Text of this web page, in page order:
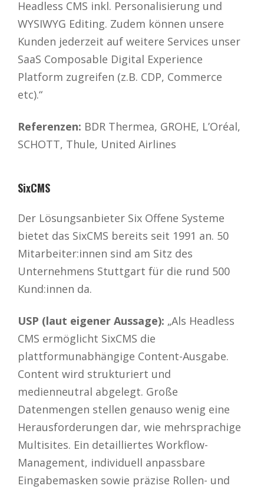
Headless CMS inkl. Personalisierung und
WYSIWYG Editing. Zudem können unsere
Kunden jederzeit auf weitere Services unser
SaaS Composable Digital Experience
Platform zugreifen (z.B. CDP, Commerce
etc).“
Referenzen: BDR Thermea, GROHE, L’Oréal,
SCHOTT, Thule, United Airlines
SixCMS
Der Lösungsanbieter Six Offene Systeme
bietet das SixCMS bereits seit 1991 an. 50
Mitarbeiter:innen sind am Sitz des
Unternehmens Stuttgart für die rund 500
Kund:innen da.
USP (laut eigener Aussage): „Als Headless
CMS ermöglicht SixCMS die
plattformunabhängige Content-Ausgabe.
Content wird strukturiert und
medienneutral abgelegt. Große
Datenmengen stellen genauso wenig eine
Herausforderungen dar, wie mehrsprachige
Multisites. Ein detailliertes Workflow-
Management, individuell anpassbare
Eingabemasken sowie präzise Rollen- und